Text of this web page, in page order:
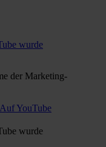
wurde
der Marketing-
Auf YouTube
wurde